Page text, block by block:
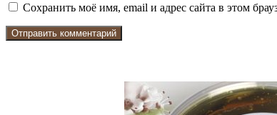
Сохранить моё имя, email и адрес сайта в этом